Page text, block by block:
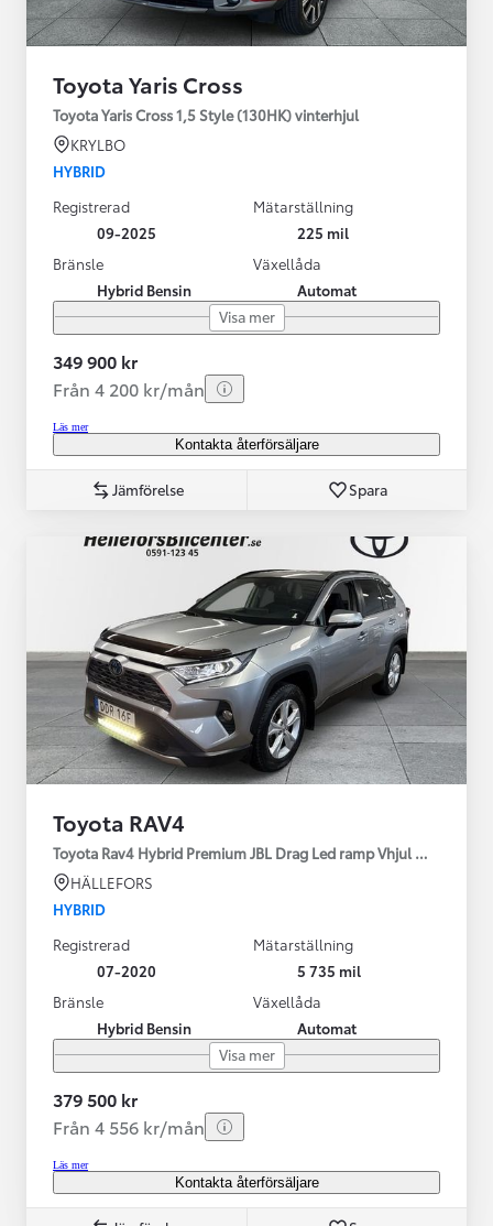
Toyota Yaris Cross
Toyota Yaris Cross 1,5 Style (130HK) vinterhjul
KRYLBO
HYBRID
Registrerad
09-2025
Mätarställning
225 mil
Bränsle
Hybrid Bensin
Växellåda
Automat
Visa mer
349 900 kr
Från 4 200 kr/mån
Läs mer
Kontakta återförsäljare
Jämförelse Spara
Toyota RAV4
Toyota Rav4 Hybrid Premium JBL Drag Led ramp Vhjul motorv
HÄLLEFORS
HYBRID
Registrerad
07-2020
Mätarställning
5 735 mil
Bränsle
Hybrid Bensin
Växellåda
Automat
Visa mer
379 500 kr
Från 4 556 kr/mån
Läs mer
Kontakta återförsäljare